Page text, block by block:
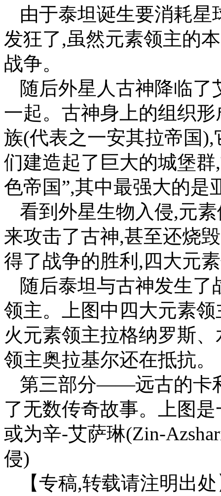
由于泰坦诞生要消耗
发狂了,虽然元素领主的
战争。
随后外星人古神降临
一起。古神身上的组织
族(代表之一安其拉帝国
们建造起了巨大的城堡
色帝国”,其中最强大的是
看到外星生物入侵,元
来攻击了古神,甚至还烧
得了战争的胜利,四大元
随后泰坦与古神发生
领主。上图中四大元素
火元素领主拉格纳罗斯
领主奥拉基尔还在抵抗。
第三部分——远古的卡
了无数传奇故事。上图
或为辛-艾萨琳(Zin-
侵)
【专稿,转载请注明出